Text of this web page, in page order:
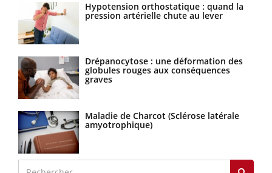
Hypotension orthostatique : quand la
pression artérielle chute au lever
Drépanocytose : une déformation des
globules rouges aux conséquences
graves
Maladie de Charcot (Sclérose latérale
amyotrophique)